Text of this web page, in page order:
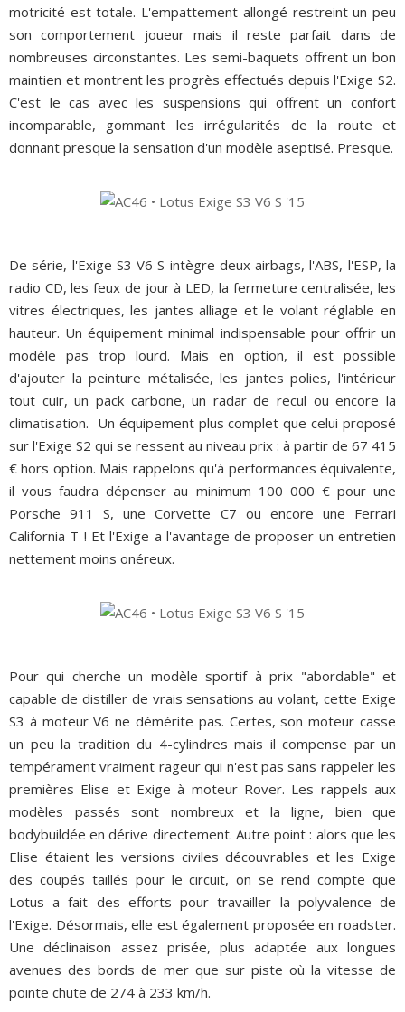
motricité est totale. L'empattement allongé restreint un peu
son comportement joueur mais il reste parfait dans de
nombreuses circonstantes. Les semi-baquets offrent un bon
maintien et montrent les progrès effectués depuis l'Exige S2.
C'est le cas avec les suspensions qui offrent un confort
incomparable, gommant les irrégularités de la route et
donnant presque la sensation d'un modèle aseptisé. Presque.
De série, l'Exige S3 V6 S intègre deux airbags, l'ABS, l'ESP, la
radio CD, les feux de jour à LED, la fermeture centralisée, les
vitres électriques, les jantes alliage et le volant réglable en
hauteur. Un équipement minimal indispensable pour offrir un
modèle pas trop lourd. Mais en option, il est possible
d'ajouter la peinture métalisée, les jantes polies, l'intérieur
tout cuir, un pack carbone, un radar de recul ou encore la
climatisation. Un équipement plus complet que celui proposé
sur l'Exige S2 qui se ressent au niveau prix : à partir de 67 415
€ hors option. Mais rappelons qu'à performances équivalente,
il vous faudra dépenser au minimum 100 000 € pour une
Porsche 911 S, une Corvette C7 ou encore une Ferrari
California T ! Et l'Exige a l'avantage de proposer un entretien
nettement moins onéreux.
Pour qui cherche un modèle sportif à prix "abordable" et
capable de distiller de vrais sensations au volant, cette Exige
S3 à moteur V6 ne démérite pas. Certes, son moteur casse
un peu la tradition du 4-cylindres mais il compense par un
tempérament vraiment rageur qui n'est pas sans rappeler les
premières Elise et Exige à moteur Rover. Les rappels aux
modèles passés sont nombreux et la ligne, bien que
bodybuildée en dérive directement. Autre point : alors que les
Elise étaient les versions civiles découvrables et les Exige
des coupés taillés pour le circuit, on se rend compte que
Lotus a fait des efforts pour travailler la polyvalence de
l'Exige. Désormais, elle est également proposée en roadster.
Une déclinaison assez prisée, plus adaptée aux longues
avenues des bords de mer que sur piste où la vitesse de
pointe chute de 274 à 233 km/h.